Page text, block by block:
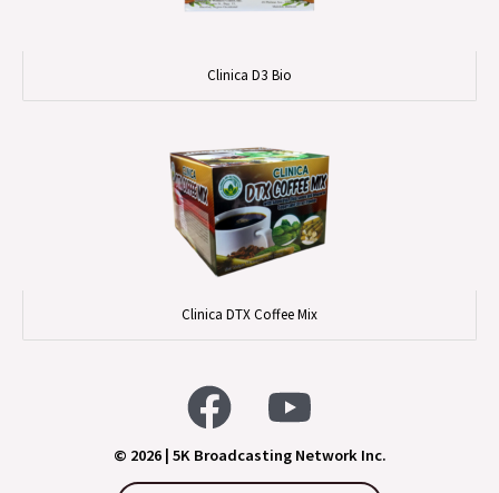
Clinica D3 Bio
Clinica DTX Coffee Mix
© 2026 | 5K Broadcasting Network Inc.